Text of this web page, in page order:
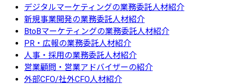
デジタルマーケティングの業務委託人材紹介
新規事業開発の業務委託人材紹介
BtoBマーケティングの業務委託人材紹介
PR・広報の業務委託人材紹介
人事・採用の業務委託人材紹介
営業顧問・営業アドバイザーの紹介
外部CFO/社外CFO人材紹介